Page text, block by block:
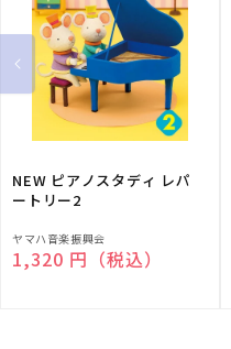
NEW ピアノスタディ レパ
ートリー2
販
売
ヤマハ音楽振興会
通常価格
1,320 円（税込）